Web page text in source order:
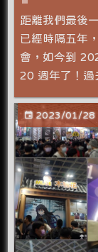
距離我們最後
已經時隔五年
會，如今到
20 週年了！
2023/01/